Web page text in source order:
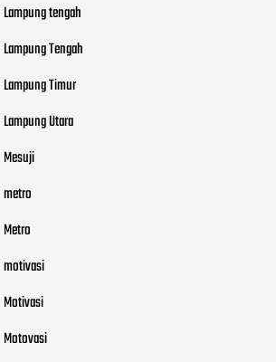
Lampung tengah
Lampung Tengah
Lampung Timur
Lampung Utara
Mesuji
metro
Metro
motivasi
Motivasi
Motovasi